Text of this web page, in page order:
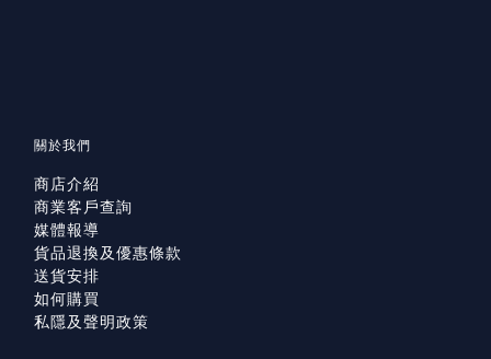
關於我們
商店介紹
商業客戶查詢
媒體報導
貨品退換及優惠條款
送貨安排
如何購買
私隱及聲明政策